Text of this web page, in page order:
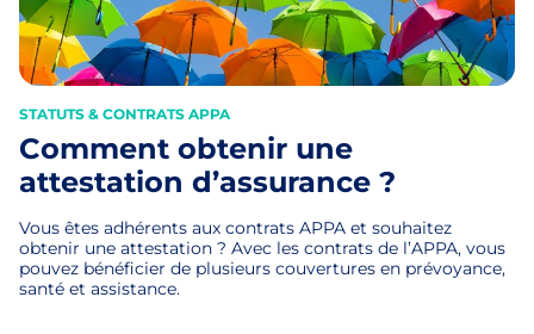
STATUTS & CONTRATS APPA
Comment obtenir une
attestation d’assurance ?
Vous êtes adhérents aux contrats APPA et souhaitez
obtenir une attestation ? Avec les contrats de l’APPA, vous
pouvez bénéficier de plusieurs couvertures en prévoyance,
santé et assistance.